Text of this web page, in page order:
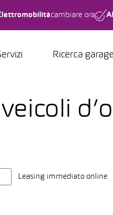
cambiare ora
Ricerca garage
Leasing immediato online